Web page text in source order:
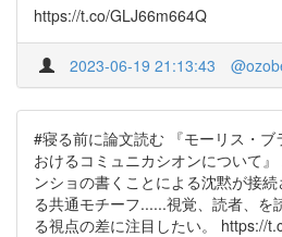
https://t.co/GLJ66m664Q
2023-06-19 21:13:43
#寝る前に論文読む 『モーリス・
おけるコミュニカシオンについて
ンショの書くことによる沈黙が接
る共通モチーフ......視覚、読者、を
る視点の差に注目したい。 https://